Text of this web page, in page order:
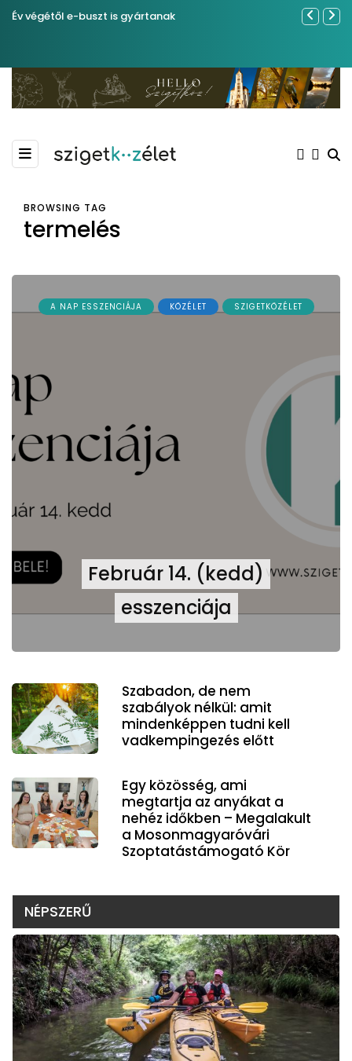
Év végétől e-buszt is gyártanak
Közel
BROWSING TAG
termelés
A NAP ESSZENCIÁJA KÖZÉLET SZIGETKÖZÉLET
Február 14. (kedd)
esszenciája
Szabadon, de nem
szabályok nélkül: amit
mindenképpen tudni kell
vadkempingezés előtt
Egy közösség, ami
megtartja az anyákat a
nehéz időkben – Megalakult
a Mosonmagyaróvári
Szoptatástámogató Kör
NÉPSZERŰ